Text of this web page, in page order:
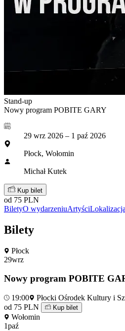
Stand-up
Nowy program POBITE GARY
29 wrz 2026 – 1 paź 2026
Płock, Wołomin
Michał Kutek
Kup bilet
od 75 PLN
BiletyO wydarzeniuArtyściLokalizacja
Bilety
Płock
29wrz
Nowy program POBITE
19:00
Płocki Ośrodek Kultury i
od 75 PLN
Kup bilet
Wołomin
1paź